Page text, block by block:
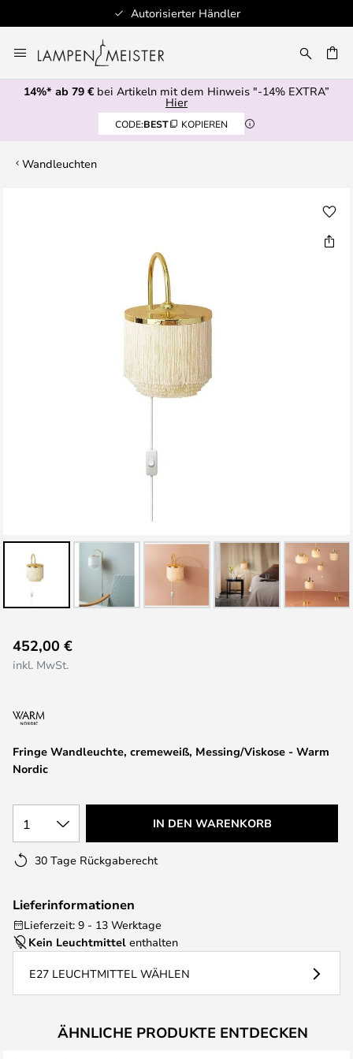
Autorisierter Händler
Inhalt
springen
14%* ab 79 € bei Artikeln mit dem Hinweis "-14% EXTRA”
Hier
CODE:BEST KOPIEREN
Wandleuchten
Anfang
der
springen
Fringe Wandleuchte, cremeweiß, Messing/Viskose - Warm
Nordic
452,00 €
inkl. MwSt.
1 IN DEN WARENKORB
30 Tage Rückgaberecht
Lieferinformationen
Lieferzeit: 9 - 13 Werktage
Kein Leuchtmittel enthalten
E27 LEUCHTMITTEL WÄHLEN
ÄHNLICHE PRODUKTE ENTDECKEN